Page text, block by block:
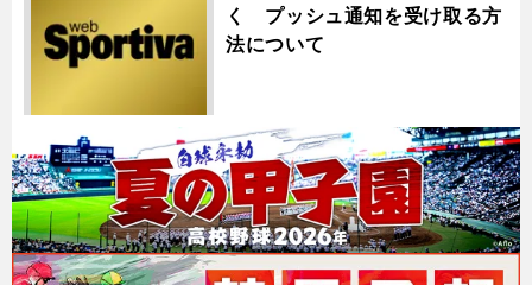
く プッシュ通知を受け取る方
法について